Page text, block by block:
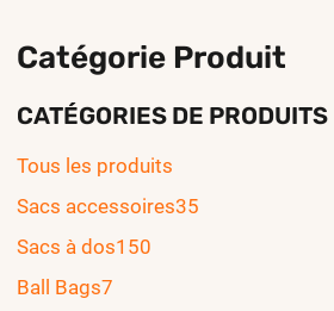
Catégorie Produit
CATÉGORIES DE PRODUITS
Tous les produits
Sacs accessoires35
Sacs à dos150
Ball Bags7